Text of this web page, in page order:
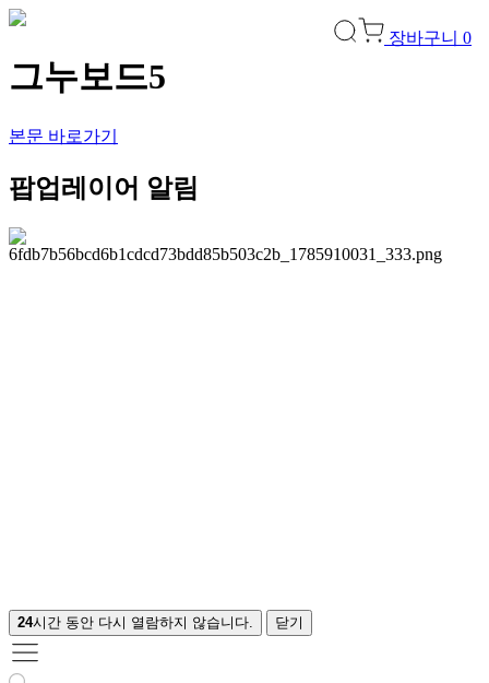
그누보드5
본문 바로가기
팝업레이어 알림
24시간 동안 다시 열람하지 않습니다. 닫기
장바구니 0